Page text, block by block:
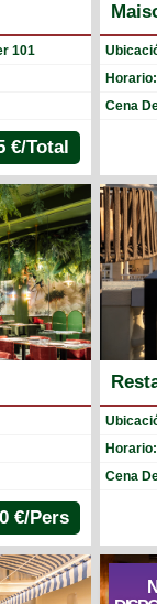
101
€/Total
Cena
€/Pers
Cena